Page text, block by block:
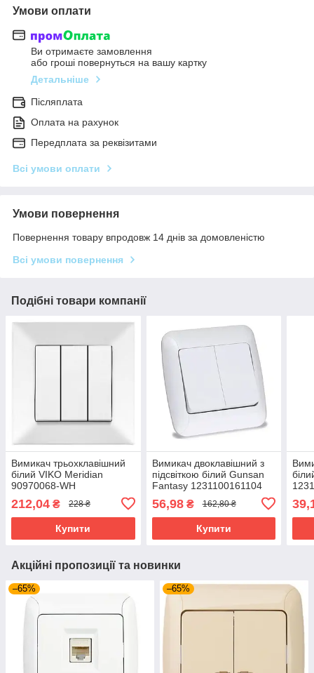
Умови оплати
Ви отримаєте замовлення
або гроші повернуться на вашу картку
Детальніше
Післяплата
Оплата на рахунок
Передплата за реквізитами
Всі умови оплати
Умови повернення
Повернення товару впродовж 14 днів за домовленістю
Всі умови повернення
Подібні товари компанії
Вимикач трьохклавішний
білий VIKO Meridian
90970068-WH
212,04 ₴ 228 ₴
Купити
Вимикач двоклавішний з
підсвіткою білий Gunsan
Fantasy 1231100161104
56,98₴ 162,80 ₴
Купити
Акційні пропозиції та новинки
–65% –65%